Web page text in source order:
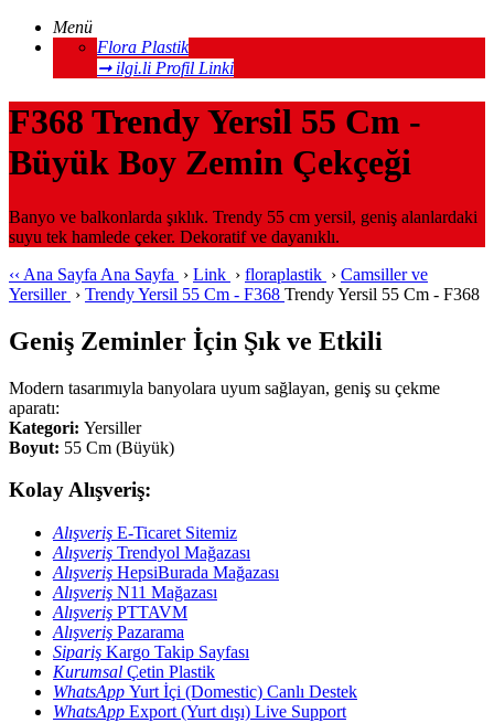
Menü
Flora Plastik
➞ ilgi.li Profil Linki
F368 Trendy Yersil 55 Cm -
Büyük Boy Zemin Çekçeği
Banyo ve balkonlarda şıklık. Trendy 55 cm yersil, geniş alanlardaki
suyu tek hamlede çeker. Dekoratif ve dayanıklı.
‹‹ Ana Sayfa Ana Sayfa › Link › floraplastik › Camsiller ve
Yersiller › Trendy Yersil 55 Cm - F368 Trendy Yersil 55 Cm - F368
Geniş Zeminler İçin Şık ve Etkili
Modern tasarımıyla banyolara uyum sağlayan, geniş su çekme
aparatı:
Kategori: Yersiller
Boyut: 55 Cm (Büyük)
Kolay Alışveriş:
Alışveriş E-Ticaret Sitemiz
Alışveriş Trendyol Mağazası
Alışveriş HepsiBurada Mağazası
Alışveriş N11 Mağazası
Alışveriş PTTAVM
Alışveriş Pazarama
Sipariş Kargo Takip Sayfası
Kurumsal Çetin Plastik
WhatsApp Yurt İçi (Domestic) Canlı Destek
WhatsApp Export (Yurt dışı) Live Support